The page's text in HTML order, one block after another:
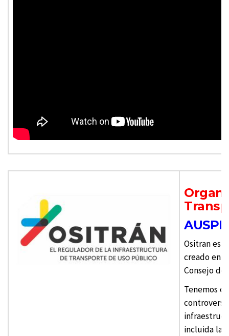
Ositran es
creado en
Consejo
Tenemos
incluida la